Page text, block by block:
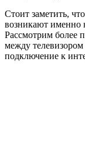
Стоит заметить,
возникают именно
Рассмотрим более
между
подключение к